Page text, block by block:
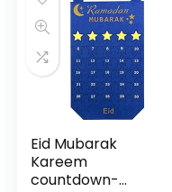
Eid Mubarak
Kareem
countdown-